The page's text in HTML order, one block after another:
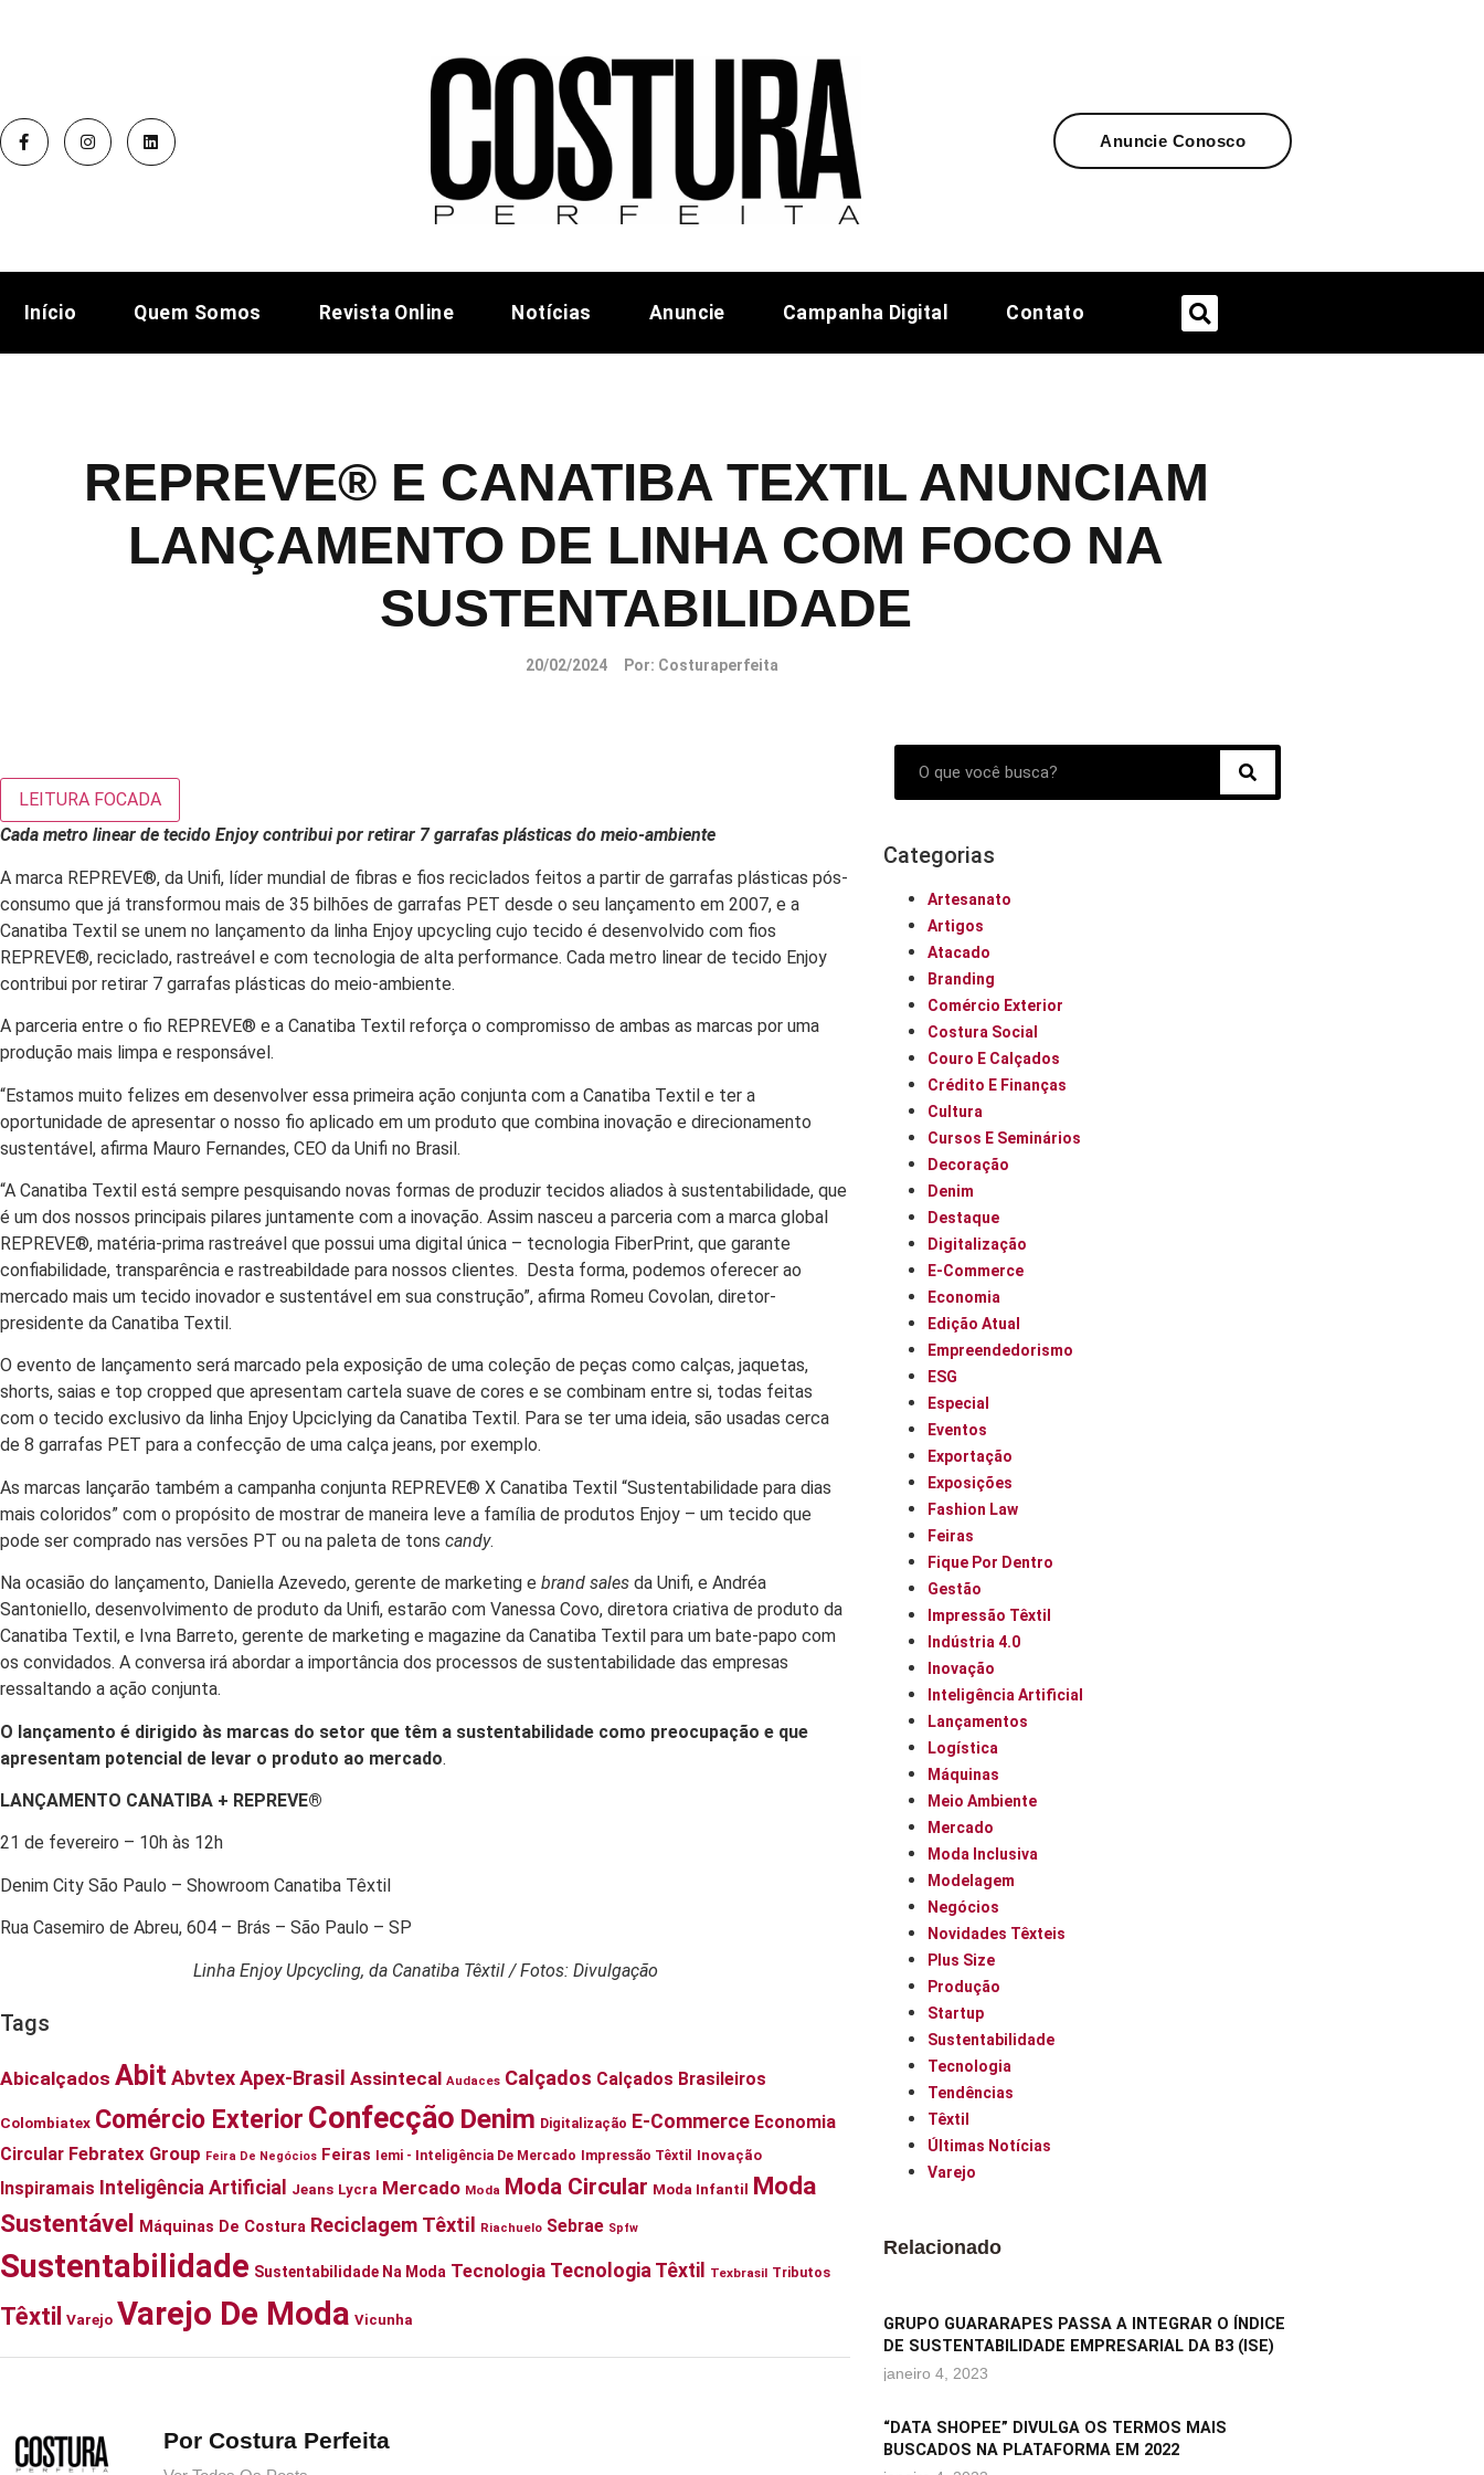
Anuncie Conosco
Início Quem Somos Revista Online Notícias Anuncie Campanha Digital Contato
REPREVE®️ E CANATIBA TEXTIL ANUNCIAM
LANÇAMENTO DE LINHA COM FOCO NA
SUSTENTABILIDADE
20/02/2024 Por: Costuraperfeita
LEITURA FOCADA
Cada metro linear de tecido Enjoy contribui por retirar 7 garrafas plásticas do meio-ambiente
A marca REPREVE®️, da Unifi, líder mundial de fibras e fios reciclados feitos a partir de garrafas plásticas pós-
consumo que já transformou mais de 35 bilhões de garrafas PET desde o seu lançamento em 2007, e a
Canatiba Textil se unem no lançamento da linha Enjoy upcycling cujo tecido é desenvolvido com fios
REPREVE®️, reciclado, rastreável e com tecnologia de alta performance. Cada metro linear de tecido Enjoy
contribui por retirar 7 garrafas plásticas do meio-ambiente.
A parceria entre o fio REPREVE®️ e a Canatiba Textil reforça o compromisso de ambas as marcas por uma
produção mais limpa e responsável.
“Estamos muito felizes em desenvolver essa primeira ação conjunta com a Canatiba Textil e ter a
oportunidade de apresentar o nosso fio aplicado em um produto que combina inovação e direcionamento
sustentável, afirma Mauro Fernandes, CEO da Unifi no Brasil.
“A Canatiba Textil está sempre pesquisando novas formas de produzir tecidos aliados à sustentabilidade, que
é um dos nossos principais pilares juntamente com a inovação. Assim nasceu a parceria com a marca global
REPREVE®️, matéria-prima rastreável que possui uma digital única – tecnologia FiberPrint, que garante
confiabilidade, transparência e rastreabildade para nossos clientes. Desta forma, podemos oferecer ao
mercado mais um tecido inovador e sustentável em sua construção”, afirma Romeu Covolan, diretor-
presidente da Canatiba Textil.
O evento de lançamento será marcado pela exposição de uma coleção de peças como calças, jaquetas,
shorts, saias e top cropped que apresentam cartela suave de cores e se combinam entre si, todas feitas
com o tecido exclusivo da linha Enjoy Upciclying da Canatiba Textil. Para se ter uma ideia, são usadas cerca
de 8 garrafas PET para a confecção de uma calça jeans, por exemplo.
As marcas lançarão também a campanha conjunta REPREVE®️ X Canatiba Textil “Sustentabilidade para dias
mais coloridos” com o propósito de mostrar de maneira leve a família de produtos Enjoy – um tecido que
pode ser comprado nas versões PT ou na paleta de tons candy.
Na ocasião do lançamento, Daniella Azevedo, gerente de marketing e brand sales da Unifi, e Andréa
Santoniello, desenvolvimento de produto da Unifi, estarão com Vanessa Covo, diretora criativa de produto da
Canatiba Textil, e Ivna Barreto, gerente de marketing e magazine da Canatiba Textil para um bate-papo com
os convidados. A conversa irá abordar a importância dos processos de sustentabilidade das empresas
ressaltando a ação conjunta.
O lançamento é dirigido às marcas do setor que têm a sustentabilidade como preocupação e que
apresentam potencial de levar o produto ao mercado.
LANÇAMENTO CANATIBA + REPREVE®
21 de fevereiro – 10h às 12h
Denim City São Paulo – Showroom Canatiba Têxtil
Rua Casemiro de Abreu, 604 – Brás – São Paulo – SP
Linha Enjoy Upcycling, da Canatiba Têxtil / Fotos: Divulgação
Tags
Abicalçados Abit AbvtexApex-Brasil Assintecal Audaces Calçados Calçados Brasileiros
Colombiatex Comércio Exterior Confecção Denim Digitalização E-Commerce Economia
Circular Febratex Group Feira De Negócios Feiras Iemi - Inteligência De Mercado Impressão Têxtil Inovação
Inspiramais Inteligência Artificial Jeans Lycra Mercado Moda Moda Circular Moda Infantil Moda
Sustentável
Máquinas De Costura Reciclagem Têxtil Riachuelo Sebrae Spfw
Sustentabilidade Sustentabilidade Na Moda Tecnologia Tecnologia Têxtil Texbrasil Tributos
Têxtil Varejo Varejo De Moda Vicunha
Por Costura Perfeita
Categorias
Artesanato
Artigos
Atacado
Branding
Comércio Exterior
Costura Social
Couro E Calçados
Crédito E Finanças
Cultura
Cursos E Seminários
Decoração
Denim
Destaque
Digitalização
E-Commerce
Economia
Edição Atual
Empreendedorismo
ESG
Especial
Eventos
Exportação
Exposições
Fashion Law
Feiras
Fique Por Dentro
Gestão
Impressão Têxtil
Indústria 4.0
Inovação
Inteligência Artificial
Lançamentos
Logística
Máquinas
Meio Ambiente
Mercado
Moda Inclusiva
Modelagem
Negócios
Novidades Têxteis
Plus Size
Produção
Startup
Sustentabilidade
Tecnologia
Tendências
Têxtil
Últimas Notícias
Varejo
Relacionado
GRUPO GUARARAPES PASSA A INTEGRAR O ÍNDICE
DE SUSTENTABILIDADE EMPRESARIAL DA B3 (ISE)
janeiro 4, 2023
“DATA SHOPEE” DIVULGA OS TERMOS MAIS
BUSCADOS NA PLATAFORMA EM 2022